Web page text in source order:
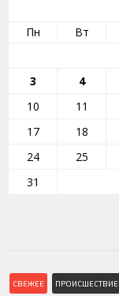
Пн
Вт
3
4
10
11
17
18
24
25
31
СВЕЖЕЕ ПРОИСШЕСТВИЕ